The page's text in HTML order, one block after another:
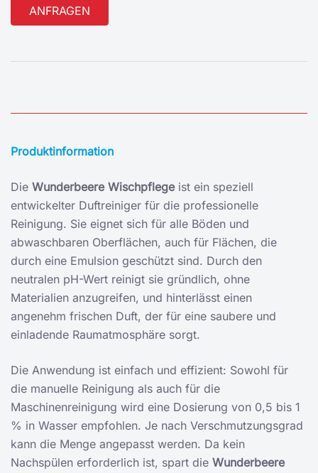
Produktinformation
Die Wunderbeere Wischpflegeist ein speziell
entwickelter Duftreiniger für die professionelle
Reinigung. Sie eignet sich für alle Böden und
abwaschbaren Oberflächen, auch für Flächen, die
durch eine Emulsion geschützt sind. Durch den
neutralen pH-Wert reinigt sie gründlich, ohne
Materialien anzugreifen, und hinterlässt einen
angenehm frischen Duft, der für eine saubere und
einladende Raumatmosphäre sorgt.
Die Anwendung ist einfach und effizient: Sowohl für
die manuelle Reinigung als auch für die
Maschinenreinigung wird eine Dosierung von 0,5 bis 1
% in Wasser empfohlen. Je nach Verschmutzungsgrad
kann die Menge angepasst werden. Da kein
Nachspülen erforderlich ist, spart die Wunderbeere